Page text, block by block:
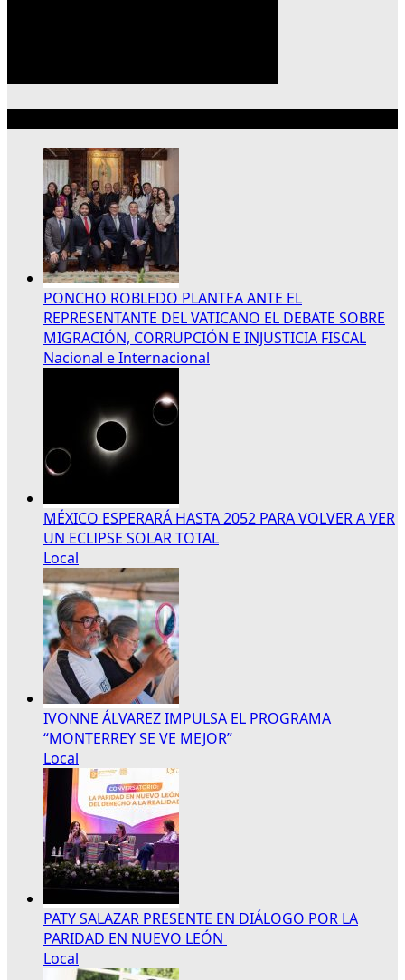
PONCHO ROBLEDO PLANTEA ANTE EL
REPRESENTANTE DEL VATICANO EL DEBATE SOBRE
MIGRACIÓN, CORRUPCIÓN E INJUSTICIA FISCAL
Nacional e Internacional
MÉXICO ESPERARÁ HASTA 2052 PARA VOLVER A VER
UN ECLIPSE SOLAR TOTAL
Local
IVONNE ÁLVAREZ IMPULSA EL PROGRAMA
“MONTERREY SE VE MEJOR”
Local
PATY SALAZAR PRESENTE EN DIÁLOGO POR LA
PARIDAD EN NUEVO LEÓN
Local